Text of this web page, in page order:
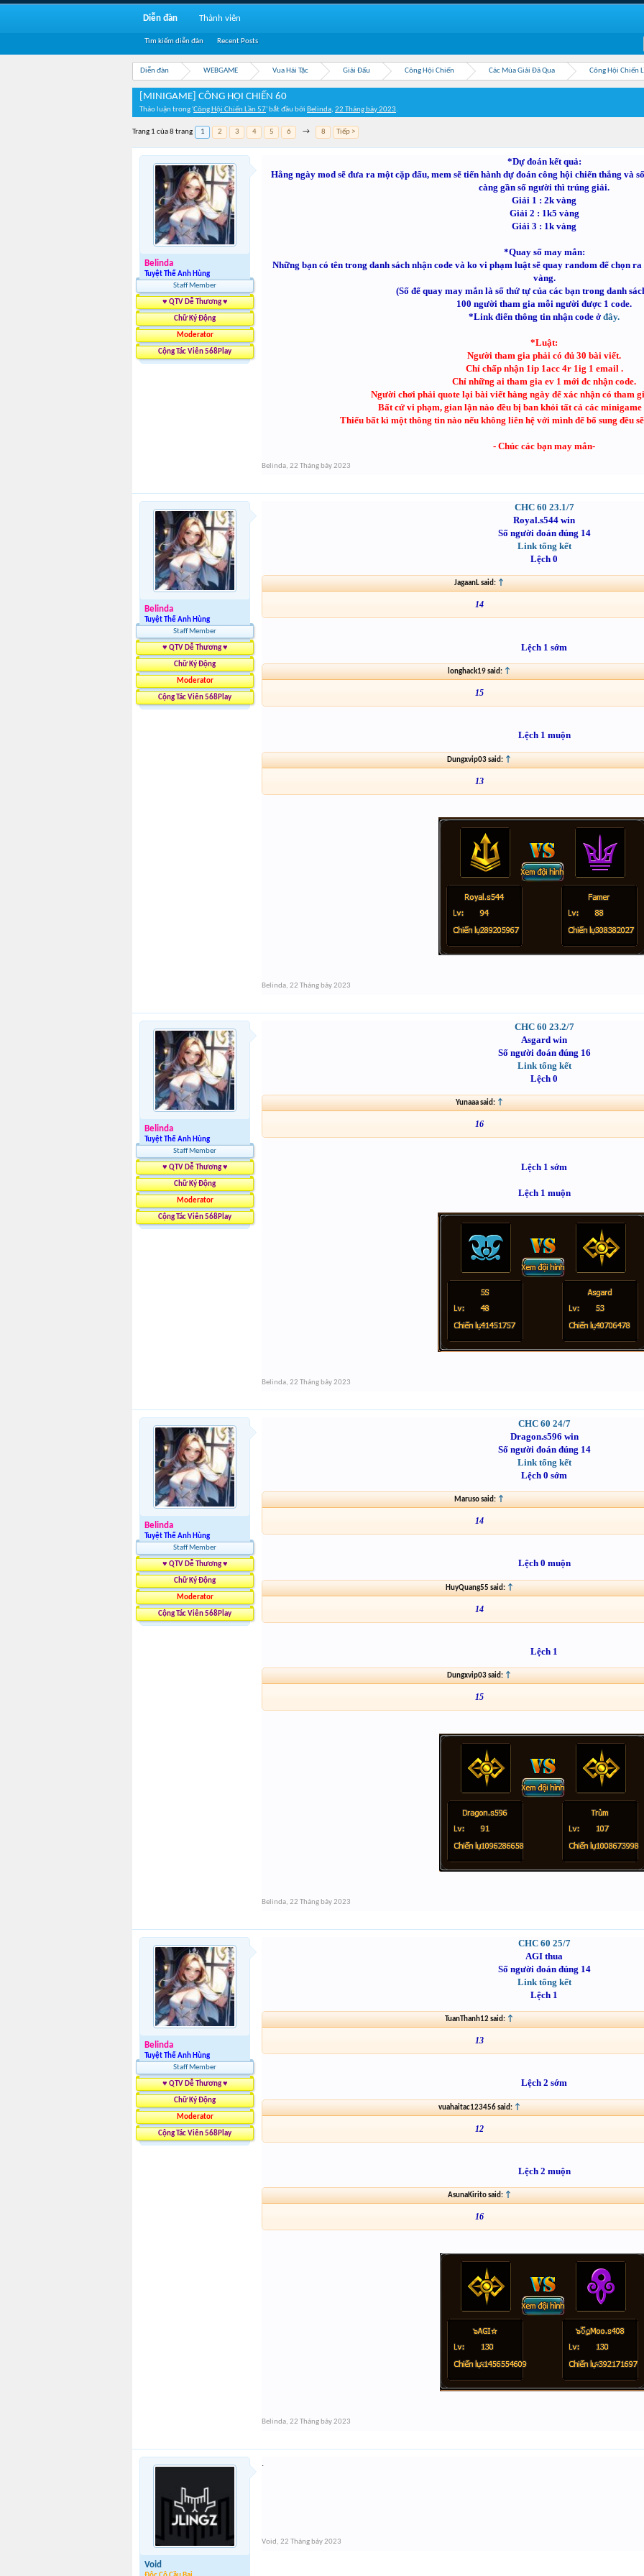
Diễn đàn WEBGAME Vua Hải Tặc Giải Đấu Công Hội Chiến Các Mùa Giải Đã Qua Công Hội Chiến
[MINIGAME] CÔNG HỘI CHIẾN 60
Thảo luận trong 'Công Hội Chiến Lần 57' bắt đầu bởi Belinda, 22 Tháng bảy 2023.
Trang 1 của 8 trang 1 2 3 4 5 6 → 8 Tiếp >
Belinda
Tuyệt Thế Anh Hùng
Staff Member
♥ QTV Dễ Thương ♥
Chữ Ký Động
Moderator
Cộng Tác Viên 568Play
*Dự đoán kết quả:
Hằng ngày mod sẽ đưa ra một cặp đấu, mem sẽ tiến hành dự đoán công hội chiến thắng và
càng gần số người thì trúng giải.
Giải 1 : 2k vàng
Giải 2 : 1k5 vàng
Giải 3 : 1k vàng
*Quay số may mắn:
Những bạn có tên trong danh sách nhận code và ko vi phạm luật sẽ quay random để chọn
vàng.
(Số để quay may mắn là số thứ tự của các bạn trong danh
100 người tham gia mỗi người được 1 code.
*Link điển thông tin nhận code ở đây.
*Luật:
Người tham gia phải có đủ 30 bài viết.
Chỉ chấp nhận 1ip 1acc 4r 1ig 1 email .
Chỉ những ai tham gia ev 1 mới đc nhận code.
Người chơi phải quote lại bài viết hàng ngày để xác nhận có tham
Bất cứ vi phạm, gian lận nào đều bị ban khỏi tất cả các
Thiếu bất kì một thông tin nào nếu không liên hệ với mình để bổ sung đều
- Chúc các bạn may mắn-
Belinda, 22 Tháng bảy 2023
Belinda
Tuyệt Thế Anh Hùng
Staff Member
♥ QTV Dễ Thương ♥
Chữ Ký Động
Moderator
Cộng Tác Viên 568Play
CHC 60 23.1/7
Royal.s544 win
Số người đoán đúng 14
Link tổng kết
Lệch 0
JagaanL said: ↑
14
Lệch 1 sớm
longhack19 said: ↑
15
Lệch 1 muộn
Dungxvip03 said: ↑
13
Belinda, 22 Tháng bảy 2023
Belinda
Tuyệt Thế Anh Hùng
Staff Member
♥ QTV Dễ Thương ♥
Chữ Ký Động
Moderator
Cộng Tác Viên 568Play
CHC 60 23.2/7
Asgard win
Số người đoán đúng 16
Link tổng kết
Lệch 0
Yunaaa said: ↑
16
Lệch 1 sớm
Lệch 1 muộn
Belinda, 22 Tháng bảy 2023
Belinda
Tuyệt Thế Anh Hùng
Staff Member
♥ QTV Dễ Thương ♥
Chữ Ký Động
Moderator
Cộng Tác Viên 568Play
CHC 60 24/7
Dragon.s596 win
Số người đoán đúng 14
Link tổng kết
Lệch 0 sớm
Maruso said: ↑
14
Lệch 0 muộn
HuyQuang55 said: ↑
14
Lệch 1
Dungxvip03 said: ↑
15
Belinda, 22 Tháng bảy 2023
Belinda
Tuyệt Thế Anh Hùng
Staff Member
♥ QTV Dễ Thương ♥
Chữ Ký Động
Moderator
Cộng Tác Viên 568Play
CHC 60 25/7
AGI thua
Số người đoán đúng 14
Link tổng kết
Lệch 1
TuanThanh12 said: ↑
13
Lệch 2 sớm
vuahaitac123456 said: ↑
12
Lệch 2 muộn
AsunaKirito said: ↑
16
Belinda, 22 Tháng bảy 2023
Void
Void , 22 Tháng bảy 2023
Diễn đàn
Tìm kiếm diễn đàn Recent Posts
Thành viên